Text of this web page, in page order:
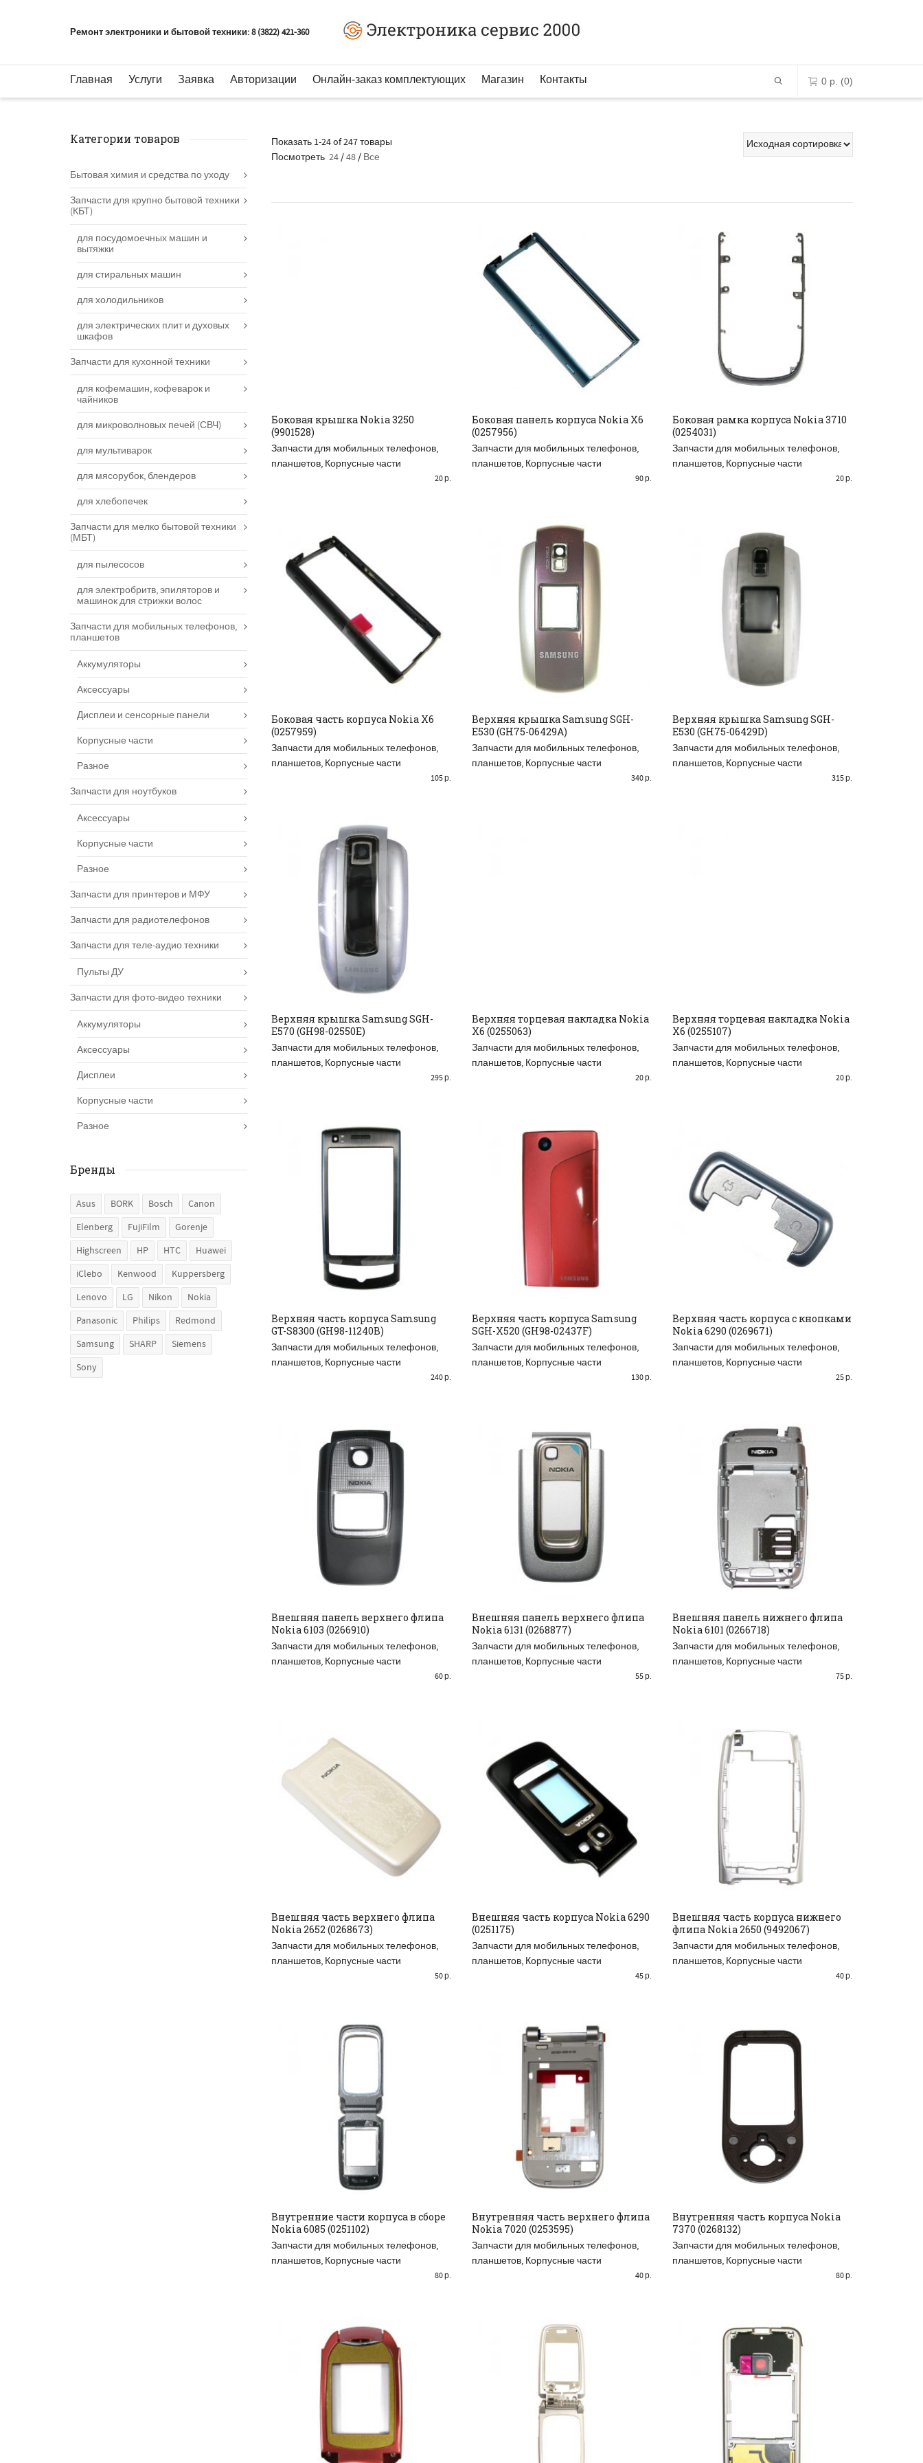
Ремонт электроники и бытовой техники: 8 (3822) 421-360
Главная Услуги Заявка Авторизации Онлайн-заказ комплектующих Магазин Контакты 0 р. (0)
0 позиций в корзине
ПЕРЕЙТИ В МАГАЗИН
Показать 1-24 of 247 товары
Посмотреть 24/48/ Все
READ MORE
Боковая крышка Nokia 3250
(9901528)
Запчасти для мобильных телефонов,
планшетов, Корпусные части
20р.
READ MORE
Боковая панель корпуса Nokia X6
(0257956)
Запчасти для мобильных телефонов,
планшетов, Корпусные части
90р.
READ MORE
Боковая рамка корпуса Nokia 3710
(0254031)
Запчасти для мобильных телефонов,
планшетов, Корпусные части
20р.
READ MORE
Боковая часть корпуса Nokia X6
(0257959)
Запчасти для мобильных телефонов,
планшетов, Корпусные части
105р.
ДОБАВИТЬ В КОРЗИНУ
Верхняя крышка Samsung SGH-
E530 (GH75-06429A)
Запчасти для мобильных телефонов,
планшетов, Корпусные части
340р.
ДОБАВИТЬ В КОРЗИНУ
Верхняя крышка Samsung SGH-
E530 (GH75-06429D)
Запчасти для мобильных телефонов,
планшетов, Корпусные части
315р.
ДОБАВИТЬ В КОРЗИНУ
Верхняя крышка Samsung SGH-
E570 (GH98-02550E)
Запчасти для мобильных телефонов,
планшетов, Корпусные части
295р.
READ MORE
Верхняя торцевая накладка Nokia
X6 (0255063)
Запчасти для мобильных телефонов,
планшетов, Корпусные части
20р.
ДОБАВИТЬ В КОРЗИНУ
Верхняя торцевая накладка Nokia
X6 (0255107)
Запчасти для мобильных телефонов,
планшетов, Корпусные части
20р.
ДОБАВИТЬ В КОРЗИНУ
Верхняя часть корпуса Samsung
GT-S8300 (GH98-11240B)
Запчасти для мобильных телефонов,
планшетов, Корпусные части
240р.
ДОБАВИТЬ В КОРЗИНУ
Верхняя часть корпуса Samsung
SGH-X520 (GH98-02437F)
Запчасти для мобильных телефонов,
планшетов, Корпусные части
130р.
READ MORE
Верхняя часть корпуса с кнопками
Nokia 6290 (0269671)
Запчасти для мобильных телефонов,
планшетов, Корпусные части
25р.
READ MORE
Внешняя панель верхнего флипа
Nokia 6103 (0266910)
Запчасти для мобильных телефонов,
планшетов, Корпусные части
60р.
READ MORE
Внешняя панель верхнего флипа
Nokia 6131 (0268877)
Запчасти для мобильных телефонов,
планшетов, Корпусные части
55р.
READ MORE
Внешняя панель нижнего флипа
Nokia 6101 (0266718)
Запчасти для мобильных телефонов,
планшетов, Корпусные части
75р.
READ MORE
Внешняя часть верхнего флипа
Nokia 2652 (0268673)
Запчасти для мобильных телефонов,
планшетов, Корпусные части
50р.
READ MORE
Внешняя часть корпуса Nokia 6290
(0251175)
Запчасти для мобильных телефонов,
планшетов, Корпусные части
45р.
Внешняя часть корпуса нижнего
флипа Nokia 2650 (9492067)
Запчасти для мобильных телефонов,
планшетов, Корпусные части
40р.
READ MORE
Внутренние части корпуса в сборе
Nokia 6085 (0251102)
Запчасти для мобильных телефонов,
планшетов, Корпусные части
80р.
READ MORE
Внутренняя часть верхнего флипа
Nokia 7020 (0253595)
Запчасти для мобильных телефонов,
планшетов, Корпусные части
40р.
READ MORE
Внутренняя часть корпуса Nokia
7370 (0268132)
Запчасти для мобильных телефонов,
планшетов, Корпусные части
80р.
Категории товаров
Бытовая химия и средства по уходу
Запчасти для крупно бытовой техники
(КБТ)
для посудомоечных машин и
вытяжки
для стиральных машин
для холодильников
для электрических плит и духовых
шкафов
Запчасти для кухонной техники
для кофемашин, кофеварок и
чайников
для микроволновых печей (СВЧ)
для мультиварок
для мясорубок, блендеров
для хлебопечек
Запчасти для мелко бытовой техники
(МБТ)
для пылесосов
для электробритв, эпиляторов и
машинок для стрижки волос
Запчасти для мобильных телефонов,
планшетов
Аккумуляторы
Аксессуары
Дисплеи и сенсорные панели
Корпусные части
Разное
Запчасти для ноутбуков
Аксессуары
Корпусные части
Разное
Запчасти для принтеров и МФУ
Запчасти для радиотелефонов
Запчасти для теле-аудио техники
Пульты ДУ
Запчасти для фото-видео техники
Аккумуляторы
Аксессуары
Дисплеи
Корпусные части
Разное
Бренды
Asus BORK Bosch
Canon
Elenberg
FujiFilm
Gorenje
Highscreen
HP HTC
Huawei
iClebo
Kenwood
Kuppersberg
Lenovo
LG Nikon
Nokia
Panasonic
Philips
Redmond
Samsung
SHARP
Siemens
Sony